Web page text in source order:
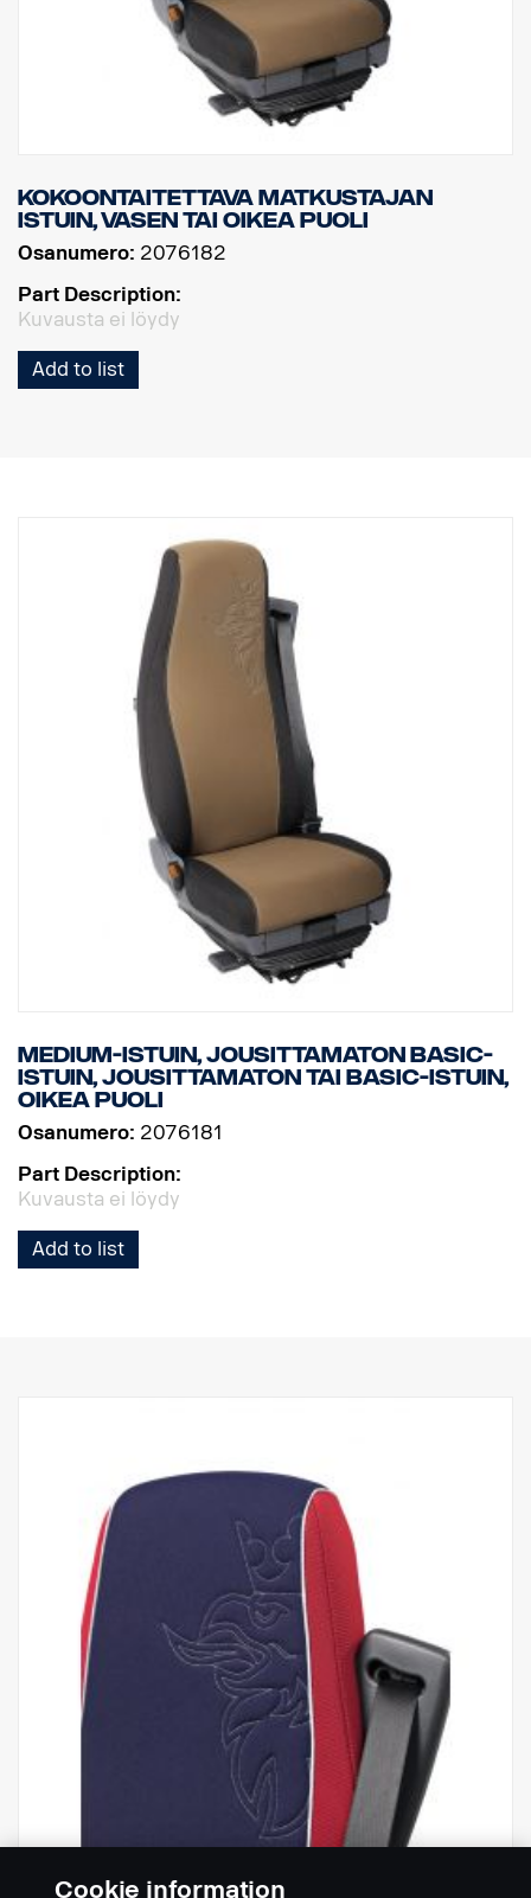
Kokoontaitettava matkustajan
istuin, vasen tai oikea puoli
Osanumero: 2076182
Part Description:
Kuvausta ei löydy
Add to list
Medium-istuin, jousittamaton Basic-
istuin, jousittamaton tai Basic-istuin,
oikea puoli
Osanumero: 2076181
Part Description:
Kuvausta ei löydy
Add to list
Cookie information